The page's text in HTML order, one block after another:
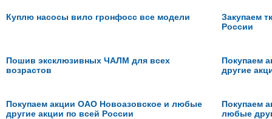
Куплю насосы вило гронфосс все модели
Закупаем
России
Пошив эксклюзивных ЧАЛМ для всех
возрастов
Покупаем
другие
Покупаем акции ОАО Новоазовское и любые
другие акции по всей России
Покупаем
любые